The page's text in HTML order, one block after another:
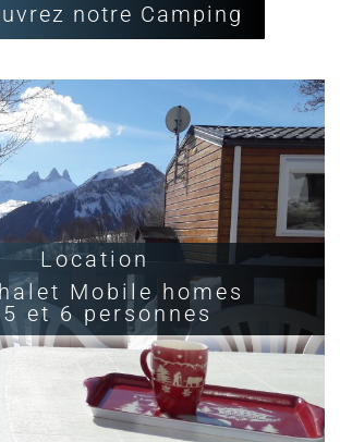
notre Camping
Location
Mobile homes
et 6 personnes